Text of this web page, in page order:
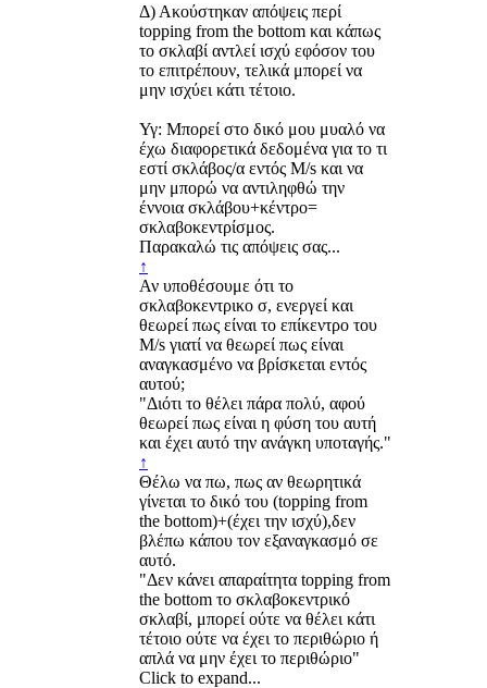
Δ) Ακούστηκαν απόψεις περί
topping from the bottom και κάπως
το σκλαβί αντλεί ισχύ εφόσον του
το επιτρέπουν, τελικά μπορεί να
μην ισχύει κάτι τέτοιο.
Υγ: Μπορεί στο δικό μου μυαλό να
έχω διαφορετικά δεδομένα για το τι
εστί σκλάβος/α εντός Μ/s και να
μην μπορώ να αντιληφθώ την
έννοια σκλάβου+κέντρο=
σκλαβοκεντρίσμος.
Παρακαλώ τις απόψεις σας...
↑
Αν υποθέσουμε ότι το
σκλαβοκεντρικο σ, ενεργεί και
θεωρεί πως είναι το επίκεντρο του
Μ/s γιατί να θεωρεί πως είναι
αναγκασμένο να βρίσκεται εντός
αυτού;
"Διότι το θέλει πάρα πολύ, αφού
θεωρεί πως είναι η φύση του αυτή
και έχει αυτό την ανάγκη υποταγής."
↑
Θέλω να πω, πως αν θεωρητικά
γίνεται το δικό του (topping from
the bottom)+(έχει την ισχύ),δεν
βλέπω κάπου τον εξαναγκασμό σε
αυτό.
"Δεν κάνει απαραίτητα topping from
the bottom το σκλαβοκεντρικό
σκλαβί, μπορεί ούτε να θέλει κάτι
τέτοιο ούτε να έχει το περιθώριο ή
απλά να μην έχει το περιθώριο"
Click to expand...